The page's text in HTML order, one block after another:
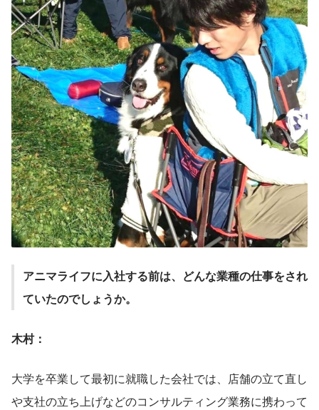
アニマライフに入社する前は、どんな業種の仕事をされ
ていたのでしょうか。
木村：
大学を卒業して最初に就職した会社では、店舗の立て直し
や支社の立ち上げなどのコンサルティング業務に携わって